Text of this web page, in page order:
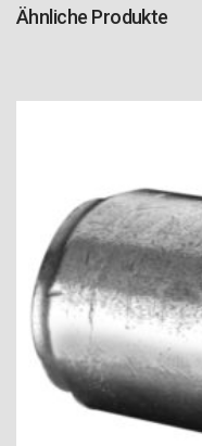
Ähnliche Produkte